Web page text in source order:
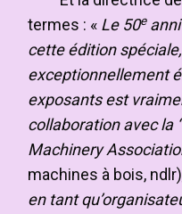
termes : « Le 50e
cette édition
exceptionnellement
exposants est
collaboration avec la
Machinery
machines à bois, ndlr)
en tant